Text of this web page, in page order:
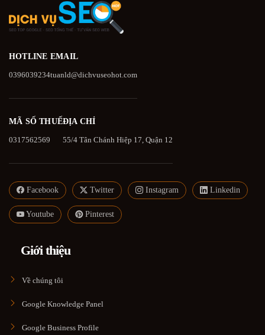
HOTLINE
0396039234
EMAIL
tuanld@dichvuseohot.com
MÃ SỐ THUẾ
0317562569
ĐỊA CHỈ
55/4 Tân Chánh Hiệp 17, Quận 12
Facebook Twitter Instagram Linkedin
Youtube Pinterest
Giới thiệu
Về chúng tôi
Google Knowledge Panel
Google Business Profile